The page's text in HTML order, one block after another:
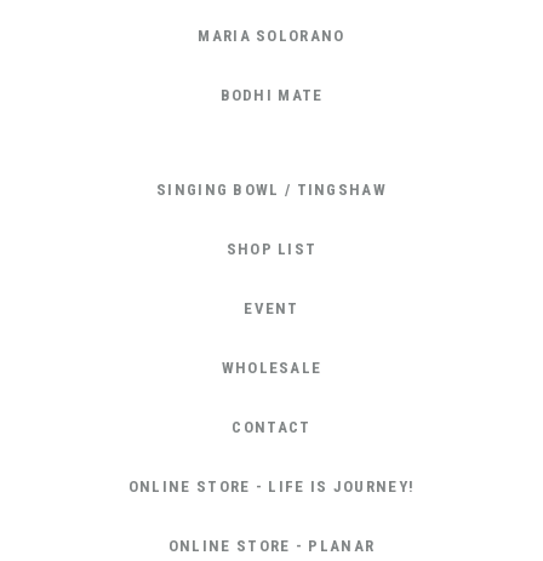
MARIA SOLORANO
BODHI MATE
SINGING BOWL / TINGSHAW
SHOP LIST
EVENT
WHOLESALE
CONTACT
ONLINE STORE - LIFE IS JOURNEY!
ONLINE STORE - PLANAR